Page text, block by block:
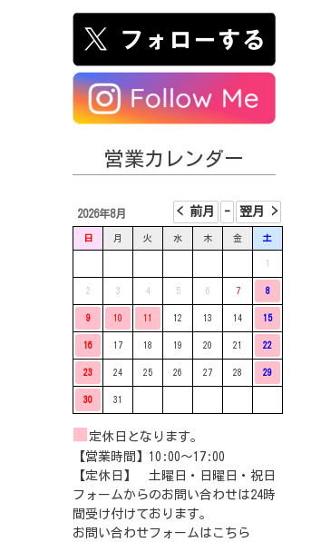
営業カレンダー
2026年8月
日 月 火 水 木 金 土
1
2 3 4 5 6 7 8
9 10 11 12 13 14 15
16 17 18 19 20 21 22
23 24 25 26 27 28 29
30 31
定休日となります。
【営業時間】10:00〜17:00
【定休日】 土曜日・日曜日・祝日
フォームからのお問い合わせは24時
間受け付けております。
お問い合わせフォームは こちら